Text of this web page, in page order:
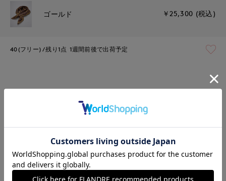
ゴールド ￥25,300 (税込)
40(フリー) 残り1点 1週間前後で出荷予定